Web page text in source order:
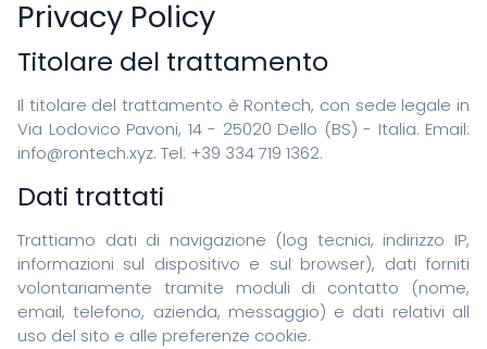
Siti Web
Software
Assistenza Tecnica
Recupero Dati
Consulenza
Formazione
Privacy Policy
Titolare del trattamento
Il titolare del trattamento è Rontech, con sede legale in
Via Lodovico Pavoni, 14 - 25020 Dello (BS) - Italia. Email:
info@rontech.xyz. Tel: +39 334 719 1362.
Dati trattati
Trattiamo dati di navigazione (log tecnici, indirizzo IP,
informazioni sul dispositivo e sul browser), dati forniti
volontariamente tramite moduli di contatto (nome,
email, telefono, azienda, messaggio) e dati relativi all
uso del sito e alle preferenze cookie.